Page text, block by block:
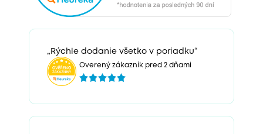
„Rýchle dodanie všetko v poriadku“
Overený zákazník pred 2 dňami